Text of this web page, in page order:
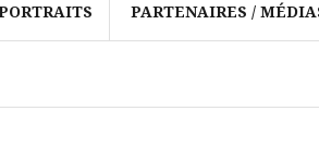
PARTENAIRES /